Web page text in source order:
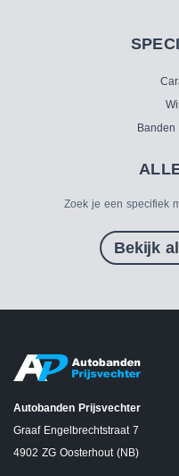
Banden
Zoek je een specifiek
Bekijk
Autobanden Prijsvechter
Graaf Engelbrechtstraat 7
4902 ZG Oosterhout (NB)